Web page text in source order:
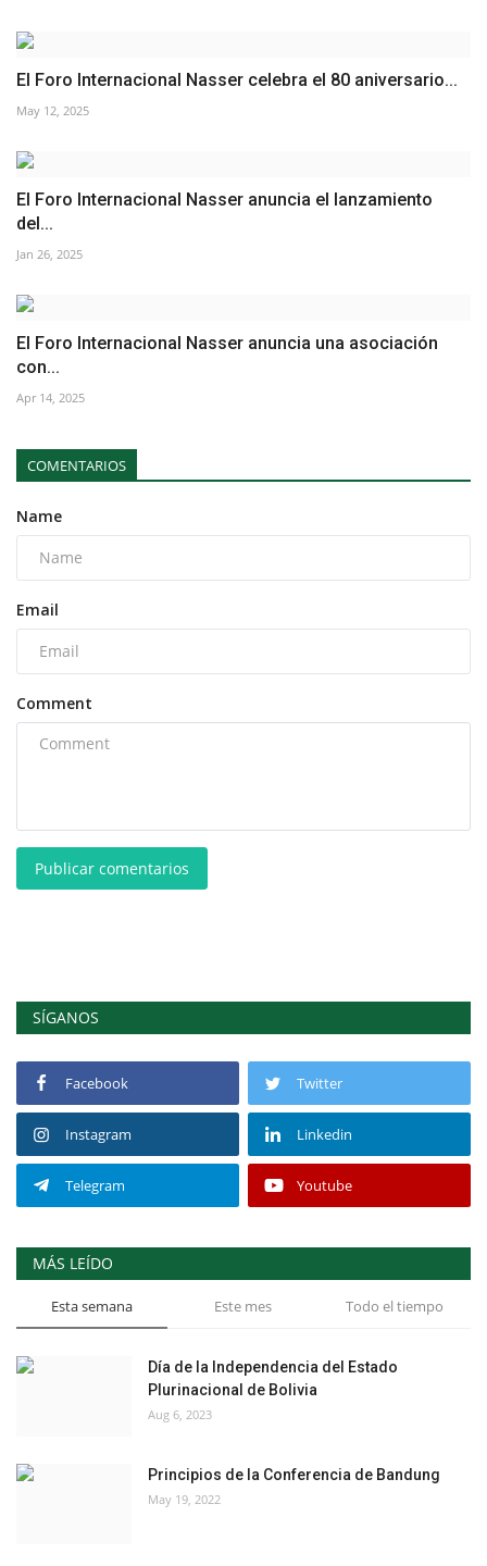
El Foro Internacional Nasser celebra el 80 aniversario...
May 12, 2025
El Foro Internacional Nasser anuncia el lanzamiento
del...
Jan 26, 2025
El Foro Internacional Nasser anuncia una asociación
con...
Apr 14, 2025
COMENTARIOS
Name
Email
Comment
Publicar comentarios
SÍGANOS
Facebook Twitter
Instagram Linkedin
Telegram Youtube
MÁS LEÍDO
Esta semana Este mes Todo el tiempo
Día de la Independencia del Estado
Plurinacional de Bolivia
Aug 6, 2023
Principios de la Conferencia de Bandung
May 19, 2022